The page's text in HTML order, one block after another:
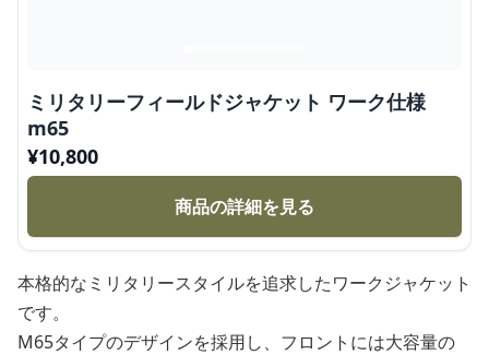
ミリタリーフィールドジャケット ワーク仕様
m65
¥10,800
商品の詳細を見る
本格的なミリタリースタイルを追求したワークジャケット
です。
M65タイプのデザインを採用し、フロントには大容量の